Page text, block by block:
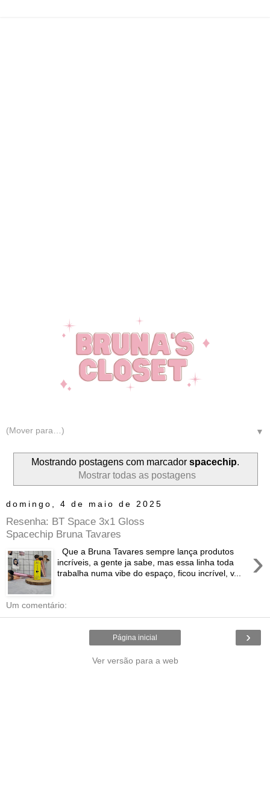
▼
Mostrando postagens com marcador spacechip.
Mostrar todas as postagens
domingo, 4 de maio de 2025
Resenha: BT Space 3x1 Gloss
Spacechip Bruna Tavares
›
Que a Bruna Tavares sempre lança produtos
incríveis, a gente ja sabe, mas essa linha toda
trabalha numa vibe do espaço, ficou incrível, v...
Um comentário:
›
Página inicial
Ver versão para a web